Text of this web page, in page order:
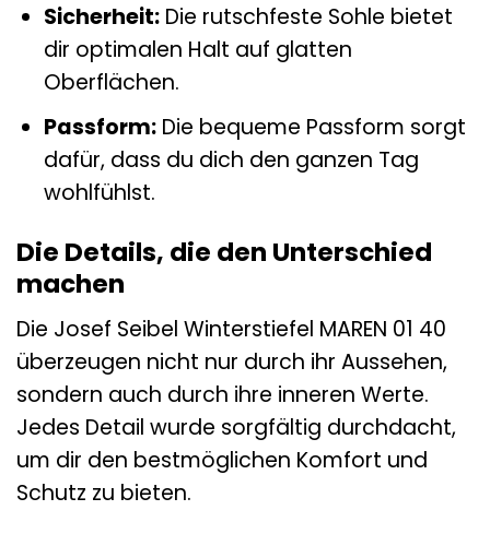
Sicherheit:Die rutschfeste Sohle bietet
dir optimalen Halt auf glatten
Oberflächen.
Passform:Die bequeme Passform sorgt
dafür, dass du dich den ganzen Tag
wohlfühlst.
Die Details, die den Unterschied
machen
Die Josef Seibel Winterstiefel MAREN 01 40
überzeugen nicht nur durch ihr Aussehen,
sondern auch durch ihre inneren Werte.
Jedes Detail wurde sorgfältig durchdacht,
um dir den bestmöglichen Komfort und
Schutz zu bieten.